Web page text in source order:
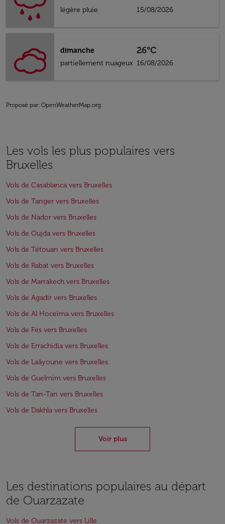
légère pluie
15/08/2026
dimanche
partiellement nuageux
26°C
16/08/2026
Proposé par: OpenWeatherMap.org
Les vols les plus populaires vers
Bruxelles
Vols de Casablanca vers Bruxelles
Vols de Tanger vers Bruxelles
Vols de Nador vers Bruxelles
Vols de Oujda vers Bruxelles
Vols de Tétouan vers Bruxelles
Vols de Rabat vers Bruxelles
Vols de Marrakech vers Bruxelles
Vols de Agadir vers Bruxelles
Vols de Al Hoceïma vers Bruxelles
Vols de Fès vers Bruxelles
Vols de Errachidia vers Bruxelles
Vols de Laâyoune vers Bruxelles
Vols de Guelmim vers Bruxelles
Vols de Tan-Tan vers Bruxelles
Vols de Dakhla vers Bruxelles
Voir plus
Les destinations populaires au départ
de Ouarzazate
Vols de Ouarzazate vers Lille